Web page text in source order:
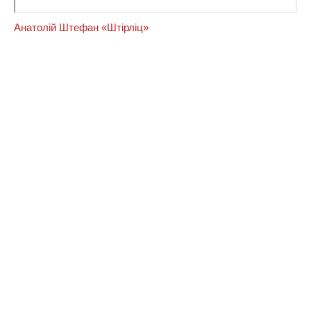
Анатолій Штефан «Штірліц»